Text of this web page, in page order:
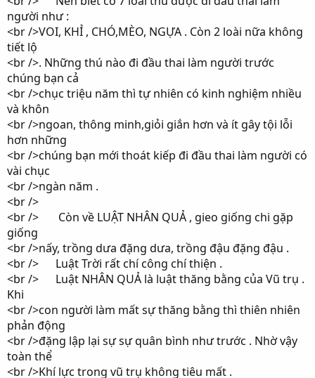
người như :
<br />VOI, KHỈ , CHÓ,MÈO, NGỰA . Còn 2 loài nữa không
tiết lộ
<br />. Những thú nào đi đầu thai làm người trước
chúng bạn cả
<br />chục triệu năm thì tự nhiên có kinh nghiệm nhiều
và khôn
<br />ngoan, thông minh,giỏi giắn hơn và ít gây tội lỗi
hơn những
<br />chúng bạn mới thoát kiếp đi đầu thai làm người có
vài chục
<br />ngàn năm .
<br />
<br /> Còn về LUẬT NHÂN QUẢ , gieo giống chi gặp
giống
<br />nấy, trồng dưa đặng dưa, trồng đậu đặng đậu .
<br /> Luật Trời rất chí công chí thiện .
<br /> Luật NHÂN QUẢ là luật thăng bằng của Vũ trụ .
Khi
<br />con người làm mất sự thăng bằng thì thiên nhiên
phản động
<br />đặng lập lại sự sự quân bình như trước . Nhờ vậy
toàn thể
<br />Khí lực trong vũ trụ không tiêu mất .